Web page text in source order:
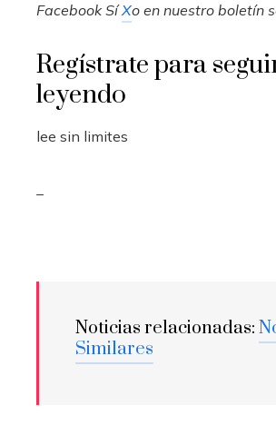
FacebookSíXo en nuestro boletín
Regístrate para
leyendo
lee sin limites
Noticias relacionadas:
Similares